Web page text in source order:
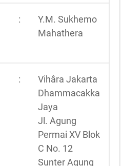
:
Y.M. Sukhemo
Mahathera
:
Vihâra Jakarta
Dhammacakka
Jaya
Jl. Agung
Permai XV Blok
C No. 12
Sunter Agung